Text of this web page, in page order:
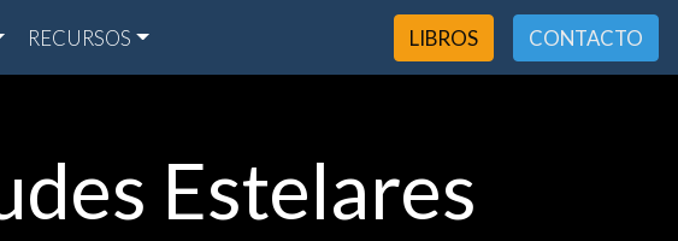
RECURSOS LIBROS CONTACTO
Estelares